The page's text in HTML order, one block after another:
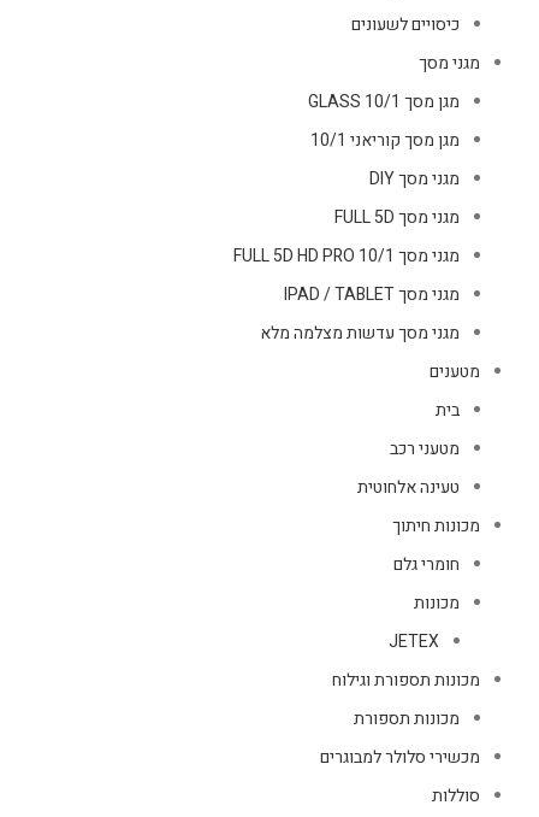
כיסויים לשעונים
מגני מסך
מגן מסך GLASS 10/1
מגן מסך קוריאני 10/1
מגני מסך DIY
מגני מסך FULL 5D
מגני מסך FULL 5D HD PRO 10/1
מגני מסך IPAD / TABLET
מגני מסך עדשות מצלמה מלא
מטענים
בית
מטעני רכב
טעינה אלחוטית
מכונות חיתוך
חומרי גלם
מכונות
JETEX
מכונות תספורת וגילוח
מכונות תספורת
מכשירי סלולר למבוגרים
סוללות